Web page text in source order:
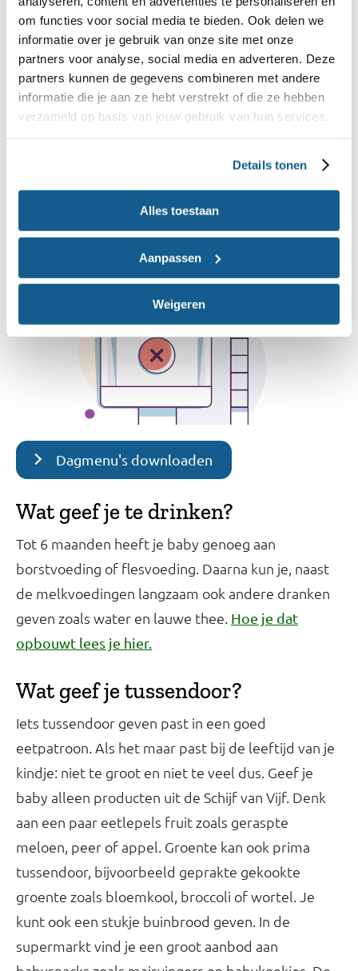
om functies voor social media te bieden. Ook delen we
informatie over je gebruik van onze site met onze
partners voor analyse, social media en adverteren. Deze
partners kunnen de gegevens combineren met andere
informatie die je aan ze hebt verstrekt of die ze hebben
verzameld op basis van jouw gebruik van hun services.
Details tonen
Alles toestaan
Aanpassen
Weigeren
Dagmenu's downloaden
Dagmenu's downloaden
Wat geef je te drinken?
Tot 6 maanden heeft je baby genoeg aan
borstvoeding of flesvoeding. Daarna kun je, naast
de melkvoedingen langzaam ook andere dranken
geven zoals water en lauwe thee. Hoe je dat
opbouwt lees je hier.
Wat geef je tussendoor?
Iets tussendoor geven past in een goed
eetpatroon. Als het maar past bij de leeftijd van je
kindje: niet te groot en niet te veel dus. Geef je
baby alleen producten uit de Schijf van Vijf. Denk
aan een paar eetlepels fruit zoals geraspte
meloen, peer of appel. Groente kan ook prima
tussendoor, bijvoorbeeld geprakte gekookte
groente zoals bloemkool, broccoli of wortel. Je
kunt ook een stukje buinbrood geven. In de
supermarkt vind je een groot aanbod aan